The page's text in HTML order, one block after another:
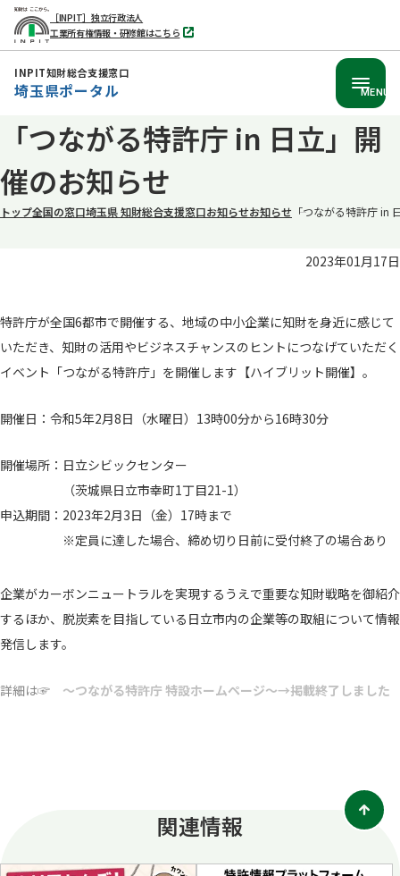
へ
移
［INPIT］独立行政法人
工業所有権情報・研修館はこちら
別
タ
INPIT知財総合支援窓口
埼玉県ポータル MENU
「つながる特許庁 in 日立」開
催のお知らせ
トップ全国の窓口埼玉県 知財総合支援窓口お知らせお知らせ 「つながる特許庁 in
2023年01月17日
特許庁が全国6都市で開催する、地域の中小企業に知財を身近に感じて
いただき、知財の活用やビジネスチャンスのヒントにつなげていただく
イベント「つながる特許庁」を開催します【ハイブリット開催】。
開催日：令和5年2月8日（水曜日）13時00分から16時30分
開催場所：日立シビックセンター
（茨城県日立市幸町1丁目21-1）
申込期間：2023年2月3日（金）17時まで
※定員に達した場合、締め切り日前に受付終了の場合あり
企業がカーボンニュートラルを実現するうえで重要な知財戦略を御紹介
するほか、脱炭素を目指している日立市内の企業等の取組について情報
発信します。
詳細は☞ ～つながる特許庁 特設ホームページ～→掲載終了しました
関連情報